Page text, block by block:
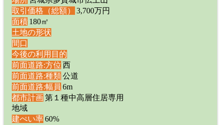
取引価格（総額）
3,700万円
面積 180㎡
土地の形状
間口
今後の利用目的
前面道路:方位 西
前面道路:種類 公道
前面道路:幅員 6m
都市計画 第１種中高層住居専用
地域
建ぺい率60%